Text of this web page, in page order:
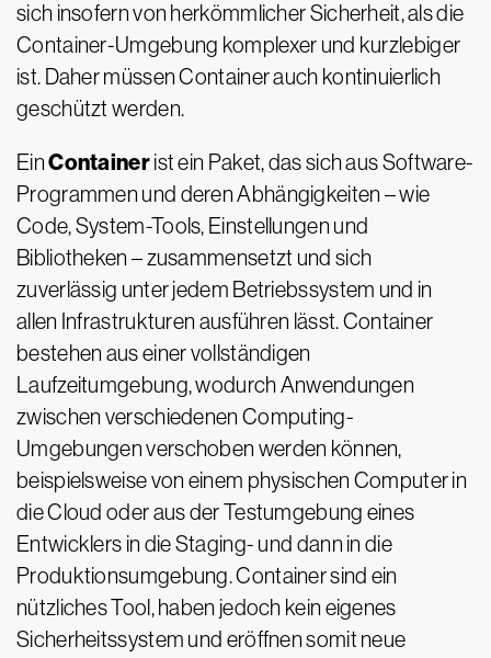
sich insofern von herkömmlicher Sicherheit, als die
Container-Umgebung komplexer und kurzlebiger
ist. Daher müssen Container auch kontinuierlich
geschützt werden.
EinContainerist ein Paket, das sich aus Software-
Programmen und deren Abhängigkeiten – wie
Code, System-Tools, Einstellungen und
Bibliotheken – zusammensetzt und sich
zuverlässig unter jedem Betriebssystem und in
allen Infrastrukturen ausführen lässt. Container
bestehen aus einer vollständigen
Laufzeitumgebung, wodurch Anwendungen
zwischen verschiedenen Computing-
Umgebungen verschoben werden können,
beispielsweise von einem physischen Computer in
die Cloud oder aus der Testumgebung eines
Entwicklers in die Staging- und dann in die
Produktionsumgebung. Container sind ein
nützliches Tool, haben jedoch kein eigenes
Sicherheitssystem und eröffnen somit neue